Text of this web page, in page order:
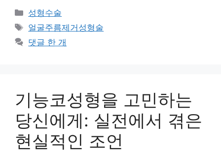
카
테
리
성형수술
태
그
얼굴주름제거성형술
댓글 한 개
기능코성형을 고민하는
당신에게: 실전에서 겪은
현실적인 조언